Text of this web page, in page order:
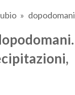
dopodomani